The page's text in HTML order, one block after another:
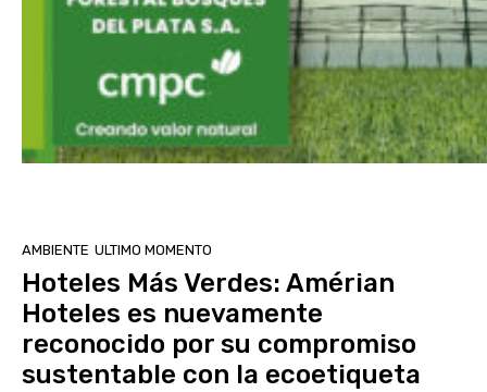
AMBIENTE ULTIMO MOMENTO
Hoteles Más Verdes: Amérian
Hoteles es nuevamente
reconocido por su compromiso
sustentable con la ecoetiqueta